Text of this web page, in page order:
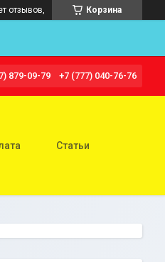
Корзина
отзывов,
879-09-79 +7 (777) 040-76-76
Статьи